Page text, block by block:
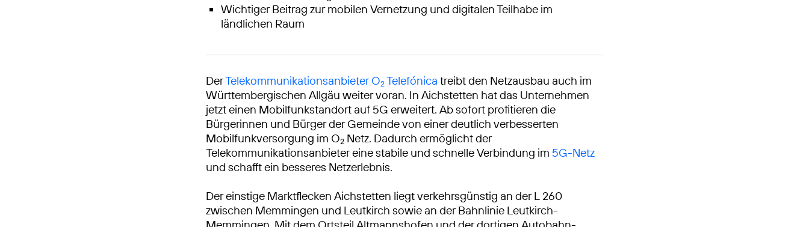
Wichtiger Beitrag zur mobilen Vernetzung und digitalen Teilhabe im
ländlichen Raum
DerTelekommunikationsanbieter O2Telefónica treibt den Netzausbau auch im
Württembergischen Allgäu weiter voran. In Aichstetten hat das Unternehmen
jetzt einen Mobilfunkstandort auf 5G erweitert. Ab sofort profitieren die
Bürgerinnen und Bürger der Gemeinde von einer deutlich verbesserten
Mobilfunkversorgung im O2 Netz. Dadurch ermöglicht der
Telekommunikationsanbieter eine stabile und schnelle Verbindung im 5G-Netz
und schafft ein besseres Netzerlebnis.
Der einstige Marktflecken Aichstetten liegt verkehrsgünstig an der L 260
zwischen Memmingen und Leutkirch sowie an der Bahnlinie Leutkirch-